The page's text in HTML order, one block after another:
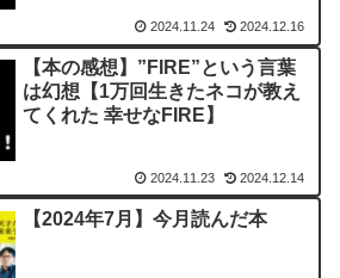
2024.11.24 2024.12.16
【本の感想】”FIRE”という言葉
は幻想【1万回生きたネコが教え
てくれた 幸せなFIRE】
2024.11.23 2024.12.14
【2024年7月】今月読んだ本